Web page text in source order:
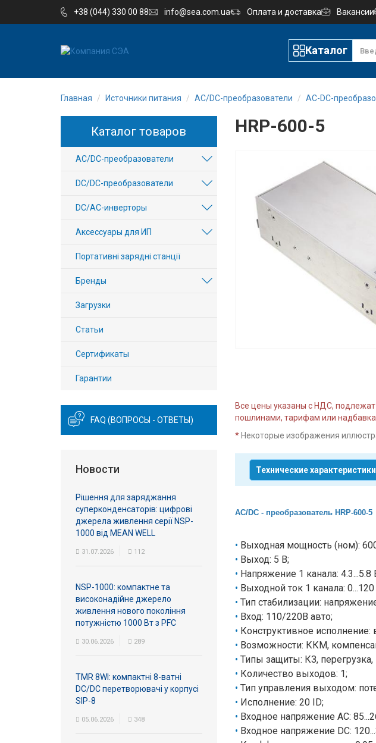
+38 (044) 330 00 88 info@sea.com.ua Оплата и доставка Вакансии
Каталог
Компания
Производство
Вакансии
Производители
Контакты
Доставка
поддержка
Главная Источники питания AC/DC-преобразователи AC-DC-
HRP-600-5
Все цены указаны с НДС, подлежат
пошлинами, тарифам или
* Некоторые изображения
Технические характеристики
AC/DC - преобразователь HRP-600-5
Выходная мощность (ном):
Выход: 5 В;
Напряжение 1 канала: 4.3...5.8
Выходной ток 1 канала: 0...120
Тип стабилизации:
Вход: 110/220В авто;
Конструктивное исполнение:
Возможности: ККМ,
Типы защиты: КЗ,
Количество выходов: 1;
Тип управления выходом:
Исполнение: 20 ID;
Входное напряжение AC:
Входное напряжение DC:
Каталог товаров
AC/DC-преобразователи
DC/DC-преобразователи
DC/AC-инверторы
Аксессуары для ИП
Портативні зарядні станції
Бренды
Загрузки
Статьи
Сертификаты
Гарантии
FAQ (ВОПРОСЫ - ОТВЕТЫ)
Новости
Рішення для заряджання
суперконденсаторів: цифрові
джерела живлення серії NSP-
1000 від MEAN WELL
31.07.2026 112
NSP-1000: компактне та
високонадійне джерело
живлення нового покоління
потужністю 1000 Вт з PFC
30.06.2026 289
TMR 8WI: компактні 8-ватні
DC/DC перетворювачі у корпусі
SIP-8
05.06.2026 348